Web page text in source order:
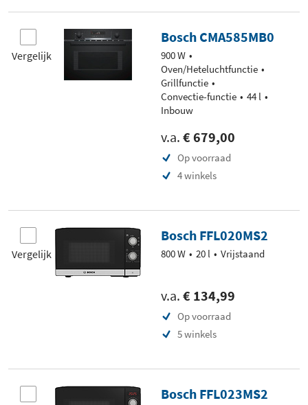
Vergelijk
Bosch CMA585MB0
900 W
Oven/Heteluchtfunctie
Grillfunctie
Convectie-functie
44 l
Inbouw
v.a. € 679,00
Op voorraad
4 winkels
Vergelijk
Bosch FFL020MS2
800 W 20 l Vrijstaand
v.a. € 134,99
Op voorraad
5 winkels
Bosch FFL023MS2